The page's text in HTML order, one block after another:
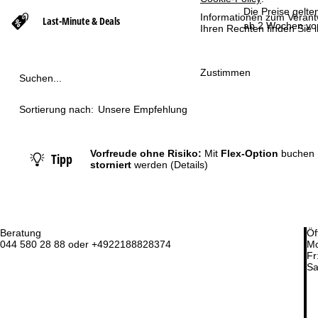
Informationen zum
Ihren Rechten finden Sie
Zustimmen
Beratung
044 580 28 88 oder +4922188828374
Last-Minute & Deals t
Die Preise
ab 2 Wochen
Suchen...
Sortierung nach: Unsere Empfehlung
Tipp Vorfreude ohne Risiko: Mit Flex-Option buchen
storniertwerden (Details)